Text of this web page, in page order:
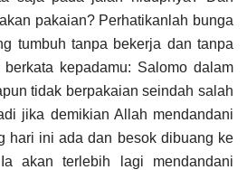
pakaian? Perhatikanlah bunga
tumbuh tanpa bekerja dan tanpa
kepadamu: Salomo dalam
tidak berpakaian seindah salah
jika demikian Allah mendandani
hari ini ada dan besok dibuang ke
akan terlebih lagi mendandani